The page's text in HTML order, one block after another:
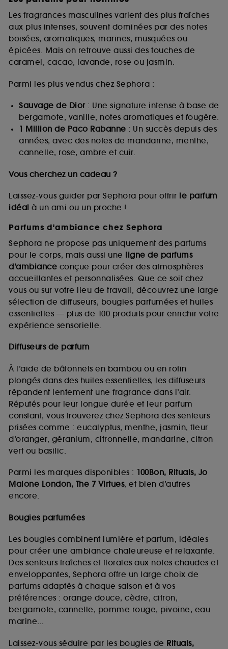
Les fragrances masculines varient des plus fraîches
aux plus intenses, souvent dominées par des notes
boisées, aromatiques, marines, musquées ou
épicées. Mais on retrouve aussi des touches de
caramel, cacao, lavande, rose ou jasmin.
Parmi les plus vendus chez Sephora :
Sauvage de Dior: Une signature intense à base de
bergamote, vanille, notes aromatiques et fougère.
1 Million de Paco Rabanne : Un succès depuis des
années, avec des notes de mandarine, menthe,
cannelle, rose, ambre et cuir.
Vous cherchez un cadeau ?
Laissez-vous guider par Sephora pour offrir le parfum
idéal à un ami ou un proche !
Parfums d’ambiance chez Sephora
Sephora ne propose pas uniquement des parfums
pour le corps, mais aussi une ligne de parfums
d’ambiance conçue pour créer des atmosphères
accueillantes et personnalisées. Que ce soit chez
vous ou sur votre lieu de travail, découvrez une large
sélection de diffuseurs, bougies parfumées et huiles
essentielles — plus de 100 produits pour enrichir votre
expérience sensorielle.
Diffuseurs de parfum
À l’aide de bâtonnets en bambou ou en rotin
plongés dans des huiles essentielles, les diffuseurs
répandent lentement une fragrance dans l’air.
Réputés pour leur longue durée et leur parfum
constant, vous trouverez chez Sephora des senteurs
prisées comme : eucalyptus, menthe, jasmin, fleur
d’oranger, géranium, citronnelle, mandarine, citron
vert ou basilic.
Parmi les marques disponibles : 100Bon, Rituals, Jo
Malone London, The 7 Virtues, et bien d’autres
encore.
Bougies parfumées
Les bougies combinent lumière et parfum, idéales
pour créer une ambiance chaleureuse et relaxante.
Des senteurs fraîches et florales aux notes chaudes et
enveloppantes, Sephora offre un large choix de
parfums adaptés à chaque saison et à vos
préférences : orange douce, cèdre, citron,
bergamote, cannelle, pomme rouge, pivoine, eau
marine...
Laissez-vous séduire par les bougies de Rituals,